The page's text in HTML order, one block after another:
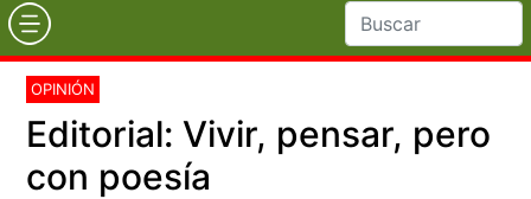
OPINIÓN
Editorial: Vivir, pensar, pero
con poesía